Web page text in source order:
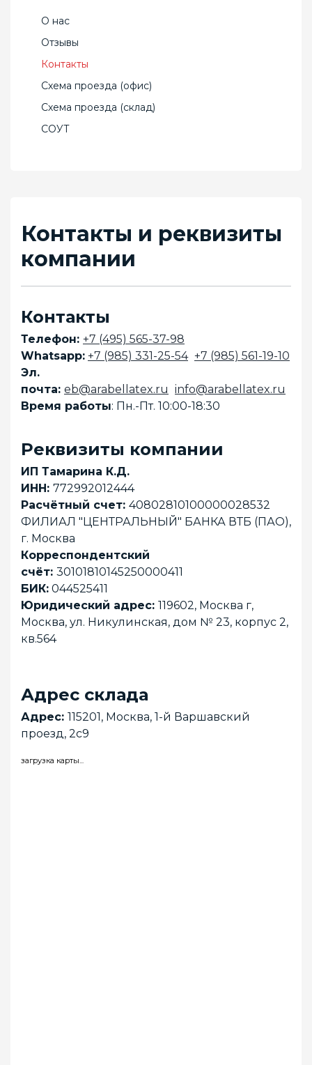
О нас
Отзывы
Контакты
Схема проезда (офис)
Схема проезда (склад)
СОУТ
Контакты и реквизиты
компании
Контакты
Телефон: +7 (495) 565-37-98
Whatsapp: +7 (985) 331-25-54 +7 (985) 561-19-10
Эл.
почта: eb@arabellatex.ru info@arabellatex.ru
Время работы: Пн.-Пт. 10:00-18:30
Реквизиты компании
ИП Тамарина К.Д.
ИНН: 772992012444
Расчётный счет: 40802810100000028532
ФИЛИАЛ "ЦЕНТРАЛЬНЫЙ" БАНКА ВТБ (ПАО),
г. Москва
Корреспондентский
счёт: 30101810145250000411
БИК: 044525411
Юридический адрес: 119602, Москва г,
Москва, ул. Никулинская, дом № 23, корпус 2,
кв.564
Адрес склада
Адрес: 115201, Москва, 1-й Варшавский
проезд, 2с9
загрузка карты...